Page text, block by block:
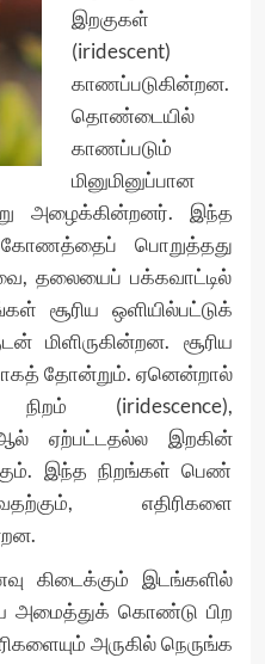
இறகுகள்
(iridescent)
காணப்படுகின்றன.
தொண்டையில்
காணப்படும்
மினுமினுப்பான
அழைக்கின்றனர். இந்த
கோணத்தைப் பொறுத்தது
தலையைப் பக்கவாட்டில்
சூரிய ஒளியில்பட்டுக்
மிளிருகின்றன. சூரிய
தோன்றும். ஏனென்றால்
(iridescence),
ஆல் ஏற்பட்டதல்ல இறகின்
இந்த நிறங்கள் பெண்
எதிரிகளை
கிடைக்கும் இடங்களில்
அமைத்துக் கொண்டு பிற
அருகில் நெருங்க